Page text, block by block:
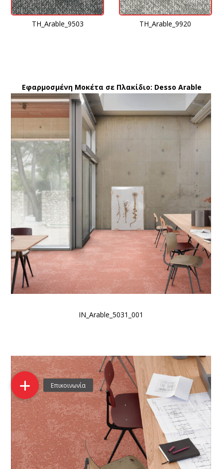
TH_Arable_9503 TH_Arable_9920
Εφαρμοσμένη Μοκέτα σε Πλακίδιο: Desso Arable
IN_Arable_5031_001